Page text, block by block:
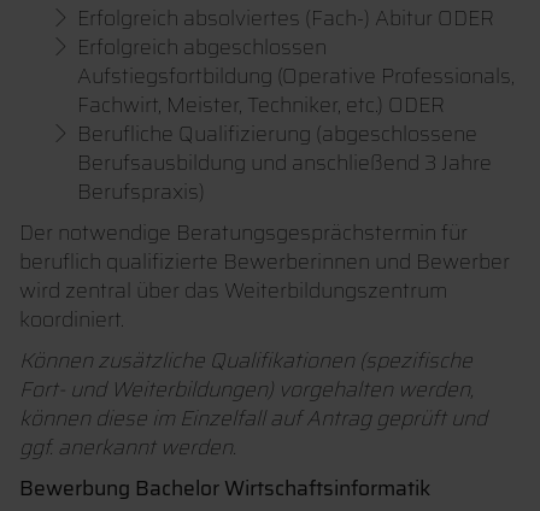
Erfolgreich absolviertes (Fach-) Abitur ODER
Erfolgreich abgeschlossen
Aufstiegsfortbildung (Operative Professionals,
Fachwirt, Meister, Techniker, etc.) ODER
Berufliche Qualifizierung (abgeschlossene
Berufsausbildung und anschließend 3 Jahre
Berufspraxis)
Der notwendige Beratungsgesprächstermin für
beruflich qualifizierte Bewerberinnen und Bewerber
wird zentral über das Weiterbildungszentrum
koordiniert.
Können zusätzliche Qualifikationen (spezifische
Fort- und Weiterbildungen) vorgehalten werden,
können diese im Einzelfall auf Antrag geprüft und
ggf. anerkannt werden.
Bewerbung Bachelor Wirtschaftsinformatik